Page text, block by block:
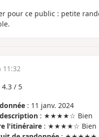
pour ce public : petite
11:32
4.3/ 5
: 11 janv. 2024
: ★★★★☆ Bien
l'itinéraire: ★★★★☆ Bien